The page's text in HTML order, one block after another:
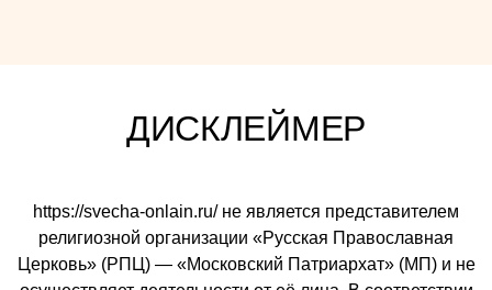
ДИСКЛЕЙМЕР
https://svecha-onlain.ru/ не является представителем
религиозной организации «Русская Православная
Церковь» (РПЦ) — «Московский Патриархат» (МП) и не